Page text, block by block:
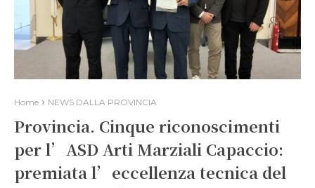
Home NEWS DALLA PROVINCIA
Provincia. Cinque riconoscimenti
per l’ASD Arti Marziali Capaccio:
premiata l’eccellenza tecnica del